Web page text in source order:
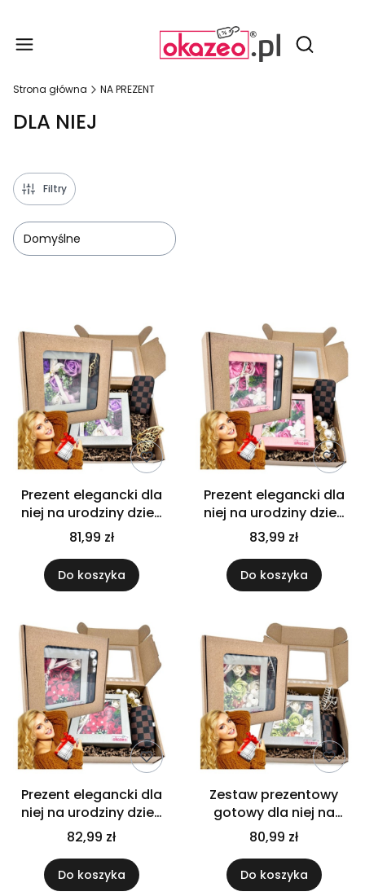
Otwórz
Strona główna NA PREZENT
DLA NIEJ
Filtry
Domyślne
Prezent elegancki dla
niej na urodziny dzień
kobiet flower box
fioletowe kwiaty
81,99 zł
Do koszyka
Prezent elegancki dla
niej na urodziny dzień
kobiet flower box
różowe róże
83,99 zł
Do koszyka
Prezent elegancki dla
niej na urodziny dzień
kobiet flower box
zestaw
82,99 zł
Do koszyka
Zestaw prezentowy
gotowy dla niej na
dzień kobiet z flower
box mydlane kwiaty
80,99 zł
Do koszyka